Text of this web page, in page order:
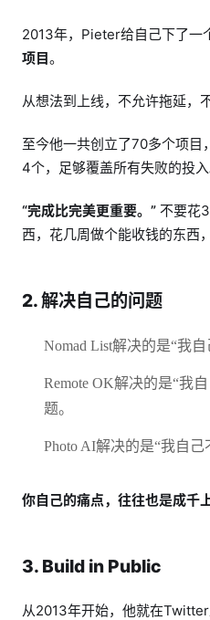
2013年，Pieter给自己下了一
项目。
从想法到上线，不允许拖延，
至今他一共创立了70多个项目
4个，足够覆盖所有失败的投入
“完成比完美更重要。” 不要花
西，花几周做个能收钱的东西
2. 解决自己的问题
Nomad List解决的是“我
Remote OK解决的是“我
题。
Photo AI解决的是“我自己
你自己的痛点，往往也是成千
3. Build in Public
从2013年开始，他就在